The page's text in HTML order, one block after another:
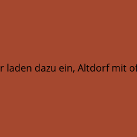
laden dazu ein, Altdorf